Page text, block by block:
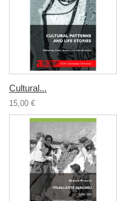
Cultural...
15,00 €